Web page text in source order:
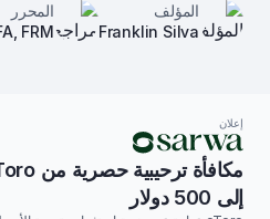
المؤلف
Franklin Silva
المحرر
FRM
إعلان
إلى 500 دولار